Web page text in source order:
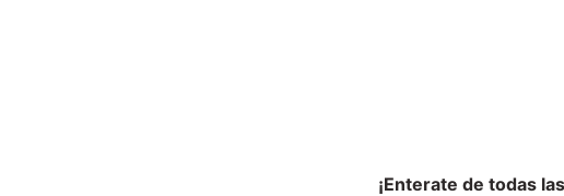
¡Enterate de todas